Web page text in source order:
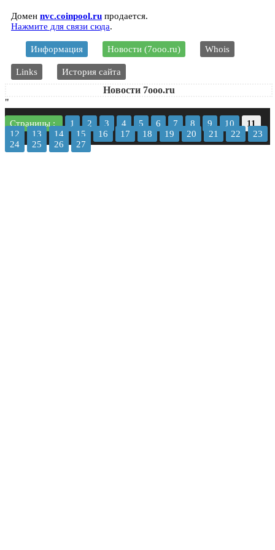
Домен nvc.coinpool.ru продается.
Нажмите для связи сюда.
Информация Новости (7ooo.ru) Whois
Links История сайта
Новости 7ooo.ru
"
Страницы : 1 2 3 4 5 6 7 8 9 10
11
12
13 14 15 16 17 18 19 20 21 22
23
24
25 26 27